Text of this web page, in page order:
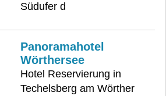
Südufer d
Panoramahotel
Wörthersee
Hotel Reservierung in
Techelsberg am Wörther